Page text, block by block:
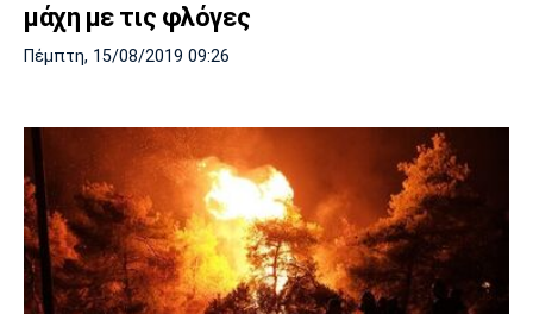
μάχη με τις φλόγες
Πέμπτη, 15/08/2019 09:26